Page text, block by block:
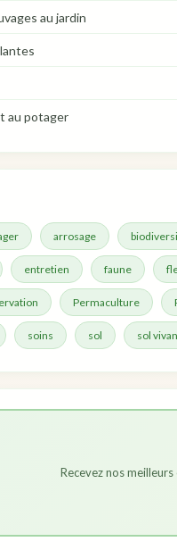
au jardin
au potager
arrosage
entretien faune
Permaculture
soins sol sol
Recevez nos